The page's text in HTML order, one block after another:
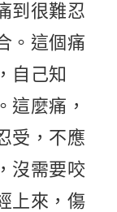
到很難忍
。這個痛
自己知
這麼痛，
受，不應
沒需要咬
上來，傷